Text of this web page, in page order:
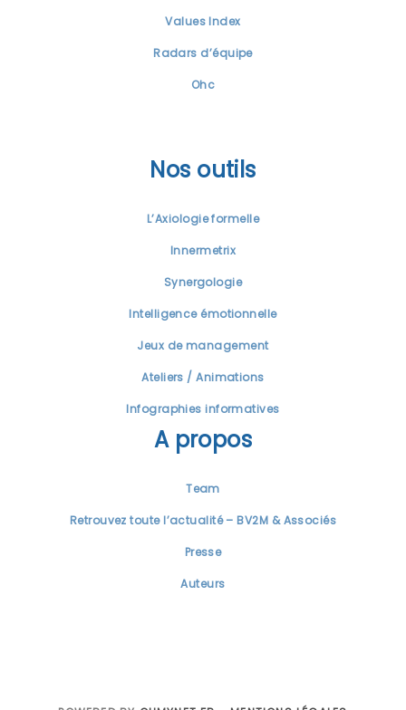
Values Index
Radars d’équipe
Ohc
Nos outils
L’Axiologie formelle
Innermetrix
Synergologie
Intelligence émotionnelle
Jeux de management
Ateliers / Animations
Infographies informatives
A propos
Team
Retrouvez toute l’actualité – BV2M & Associés
Presse
Auteurs